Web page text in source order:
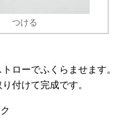
つける
ローでふくらませます。
付けて完成です。